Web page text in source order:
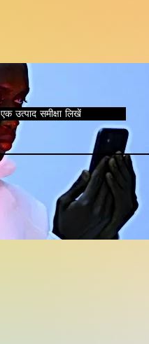
एक उत्पाद समीक्षा लिखें